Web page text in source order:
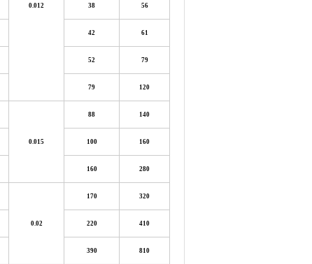
0.012 38 56
42 61
52 79
79 120
0.015
88 140
100 160
160 280
0.02
170 320
220 410
390 810